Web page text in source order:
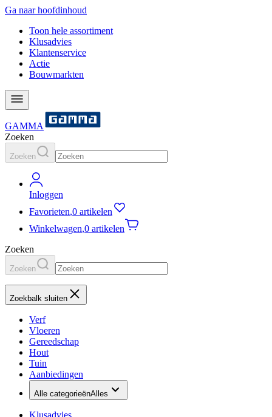
Ga naar hoofdinhoud
Toon hele assortiment
Klusadvies
Klantenservice
Actie
Bouwmarkten
GAMMA
Zoeken
Zoeken
Inloggen
Favorieten,0 artikelen
Winkelwagen,0 artikelen
Zoeken
Zoeken
Zoekbalk sluiten
Verf
Vloeren
Gereedschap
Hout
Tuin
Aanbiedingen
Alle categorieënAlles
Klusadvies